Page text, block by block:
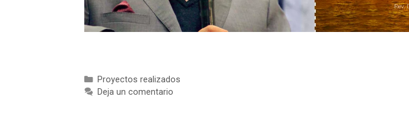
Categorías
Proyectos realizados
Deja un comentario